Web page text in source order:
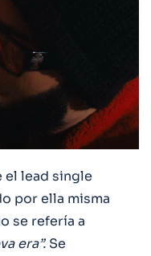
el lead single
por ella misma
se refería a
era”. Se